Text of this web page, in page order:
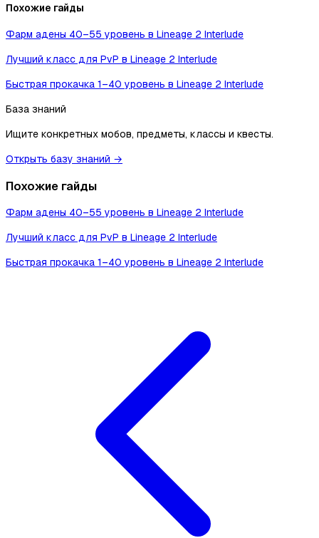
Похожие гайды
Фарм адены 40–55 уровень в Lineage 2 Interlude
Лучший класс для PvP в Lineage 2 Interlude
Быстрая прокачка 1–40 уровень в Lineage 2 Interlude
База знаний
Ищите конкретных мобов, предметы, классы и квесты.
Открыть базу знаний →
Похожие гайды
Фарм адены 40–55 уровень в Lineage 2 Interlude
Лучший класс для PvP в Lineage 2 Interlude
Быстрая прокачка 1–40 уровень в Lineage 2 Interlude